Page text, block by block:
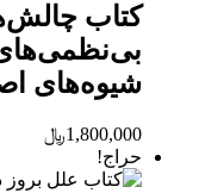
کتاب
بی‌نظمی‌های
شیوه‌های
1,800,000﷼
حراج!